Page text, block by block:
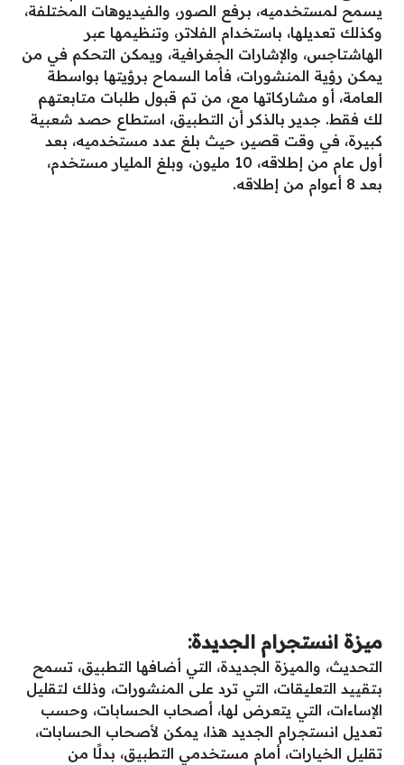
يسمح لمستخدميه، برفع الصور، والفيديوهات المختلفة،
وكذلك تعديلها، باستخدام الفلاتر، وتنظيمها عبر
الهاشتاجس، والإشارات الجغرافية، ويمكن التحكم في من
يمكن رؤية المنشورات، فأما السماح برؤيتها بواسطة
العامة، أو مشاركاتها مع، من تم قبول طلبات متابعتهم
لك فقط. جدير بالذكر أن التطبيق، استطاع حصد شعبية
كبيرة، في وقت قصير، حيث بلغ عدد مستخدميه، بعد
أول عام من إطلاقه، 10 مليون، وبلغ المليار مستخدم،
بعد 8 أعوام من إطلاقه.
ميزة انستجرام الجديدة:
التحديث، والميزة الجديدة، التي أضافها التطبيق، تسمح
بتقييد التعليقات، التي ترد على المنشورات، وذلك لتقليل
الإساءات، التي يتعرض لها، أصحاب الحسابات، وحسب
تعديل انستجرام الجديد هذا، يمكن لأصحاب الحسابات،
تقليل الخيارات، أمام مستخدمي التطبيق، بدلًا من